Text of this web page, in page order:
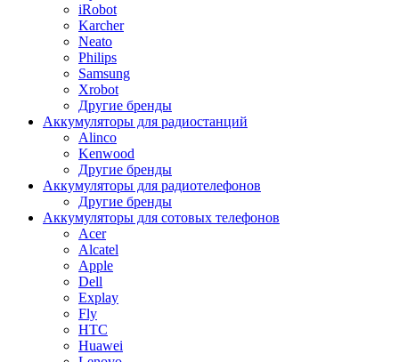
iRobot
Karcher
Neato
Philips
Samsung
Xrobot
Другие бренды
Аккумуляторы для радиостанций
Alinco
Kenwood
Другие бренды
Аккумуляторы для радиотелефонов
Другие бренды
Аккумуляторы для сотовых телефонов
Acer
Alcatel
Apple
Dell
Explay
Fly
HTC
Huawei